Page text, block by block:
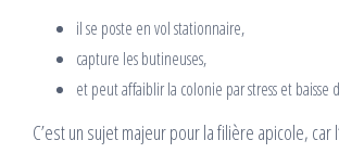
il se poste en vol stationnaire,
capture les butineuses,
et peut affaiblir la colonie par stress et baisse
C’est un sujet majeur pour la filière apicole, car